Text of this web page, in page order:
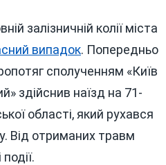
Поліції
залізничній колії міста
випадок. Попередньо
сполученням «Київ
здійснив наїзд на 71-
області, який рухався
Від отриманих травм